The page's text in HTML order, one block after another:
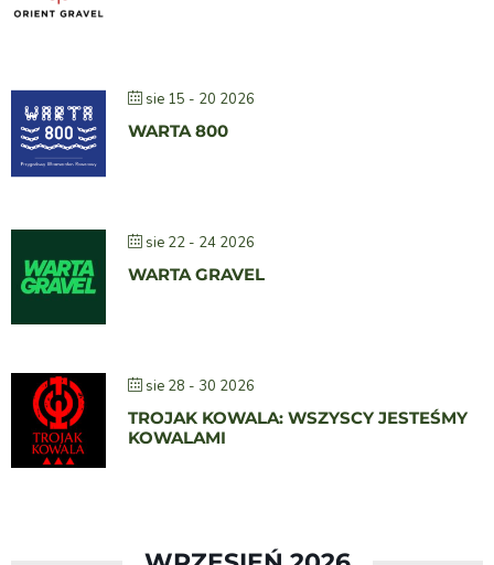
sie 15 - 20 2026
WARTA 800
sie 22 - 24 2026
WARTA GRAVEL
sie 28 - 30 2026
TROJAK KOWALA: WSZYSCY JESTEŚMY
KOWALAMI